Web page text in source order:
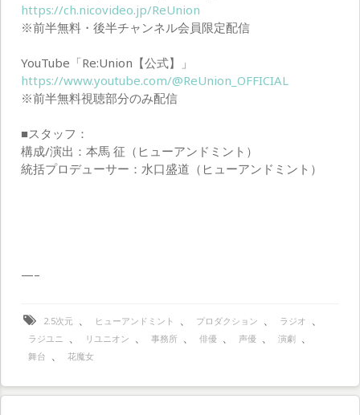
https://ch.nicovideo.jp/ReUnion
※前半無料・後半チャンネル会員限定配信
YouTube「Re:Union【公式】」
https://www.youtube.com/@ReUnion_OFFICIAL
※前半無料視聴部分のみ配信
■スタッフ：
構成/演出：本馬 征（ヒューアンドミント）
統括プロデューサー：水口盛道（ヒューアンドミント）
—–
2.5次元 、 ヒューアンドミント 、 プロダクション 、 ラジオ 、
ラジユニ 、 リユニオン 、 事務所 、 俳優 、 声優 、 演劇 、
舞台 、 花魔女